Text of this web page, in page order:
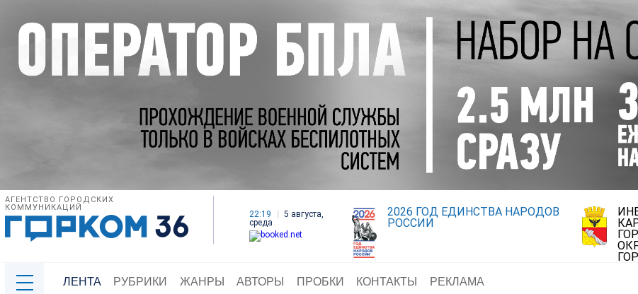
АГЕНТСТВО ГОРОДСКИХ
КОММУНИКАЦИЙ
22:19
5 августа,
среда
2026 ГОД ЕДИНСТВА НАРОДОВ
РОССИИ
ЛЕНТА РУБРИКИ ЖАНРЫ АВТОРЫ ПРОБКИ КОНТАКТЫ РЕКЛАМА